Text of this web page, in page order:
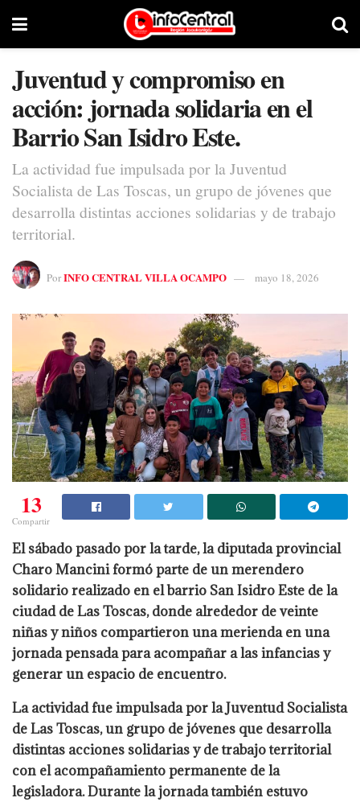
Juventud y compromiso en
acción: jornada solidaria en el
Barrio San Isidro Este.
La actividad fue impulsada por la Juventud
Socialista de Las Toscas, un grupo de jóvenes que
desarrolla distintas acciones solidarias y de trabajo
territorial.
PorINFO CENTRAL VILLA OCAMPO mayo 18, 2026
13
Compartir
El sábado pasado por la tarde, la diputada provincial
Charo Mancini formó parte de un merendero
solidario realizado en el barrio San Isidro Este de la
ciudad de Las Toscas, donde alrededor de veinte
niñas y niños compartieron una merienda en una
jornada pensada para acompañar a las infancias y
generar un espacio de encuentro.
La actividad fue impulsada por la Juventud Socialista
de Las Toscas, un grupo de jóvenes que desarrolla
distintas acciones solidarias y de trabajo territorial
con el acompañamiento permanente de la
legisladora. Durante la jornada también estuvo